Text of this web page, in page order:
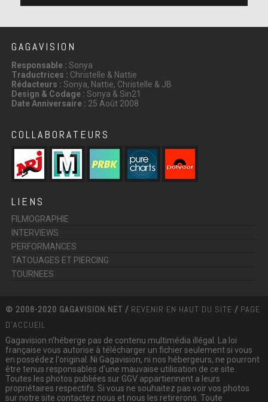
GAGAVISION
Responsable : Sonya
Traductrices : Christelle & Nattie
Rédacteurs : Sonya, Nattie, Christelle & JB
Design & Codage : Sonya & Sin21
Date Anniversaire : 25 Août 2008
COLLABORATEURS
LIENS
FILMOGRAPHIE
INTERVIEWS
PERFORMANCES
TATOUAGES ET PIERCING
TOURNEES
© 2008-2020 GAGAVISION.NET / REVENIR EN HAUT DU SITE / PAGE
D'ACCUEIL
Gagavision n'héberge pas de contenu multimédia illégal. La loi
française vous autorise à télécharger un fichier seulement si vous
en possédez l'original. Ni Gagavision, ni nos hébergeurs, ne pourront
être tenus responsables d'une mauvaise utilisation de ce site.
Toutes les photos publiées sur GGV appartiennent a leurs
propriétaires respectifs. Si vous ne souhaitez pas voir vos photos
sur notre site contactez nous et nous les retirerons. Toute